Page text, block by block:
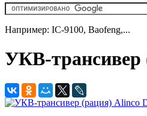
Например: IC-9100, Baofeng,...
УКВ-трансивер